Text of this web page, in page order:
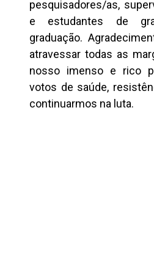
pesquisadores/as,
e estudantes de
graduação.
atravessar todas as
nosso imenso e rico
votos de saúde,
continuarmos na luta.